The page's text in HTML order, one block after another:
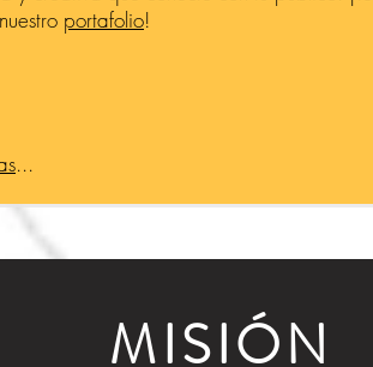
portafolio!
...
MISIÓN